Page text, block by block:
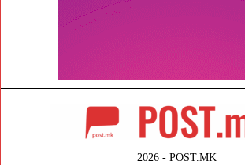
2026 - POST.MK